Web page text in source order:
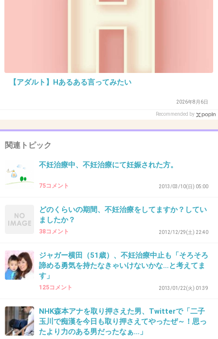
今思えばどうやって乗り越えたのかというと
行して
あの頃を思い出すと未だに辛さが蘇ります。
20歳で旦那と結婚して、10年不妊治療をしまし
子どもが好きな方ではないし
はっきり言えば、セックス自体が、好きではな
非協力的でした
ただ、旦那の両親が子どもの事で私にせっつい
た時に
【アダルト】Hあるある言ってみたい
2026年8月6日
Recommended by
関連トピック
不妊治療中、不妊治療にて妊娠された方。
75コメント 2013/03/10(日) 05:00
どのくらいの期間、不妊治療をしてますか？してい
ましたか？
38コメント 2012/12/29(土) 22:40
ジャガー横田（51歳）、不妊治療中止も「そろそろ
諦める勇気を持たなきゃいけないかな…と考えてま
す」
125コメント 2013/01/22(火) 01:39
NHK森本アナを取り押さえた男、Twitterで「二子
玉川で痴漢を今日も取り押さえてやったぜ～！思っ
たより力のある男だったなぁ…」